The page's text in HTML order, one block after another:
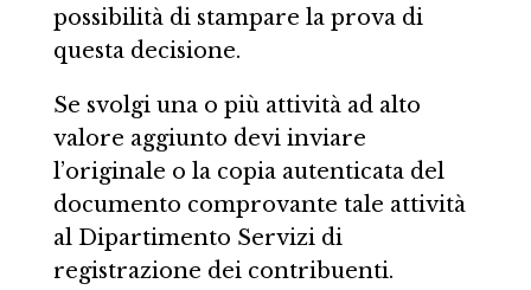
possibilità di stampare la prova di
questa decisione.
Se svolgi una o più attività ad alto
valore aggiunto devi inviare
l’originale o la copia autenticata del
documento comprovante tale attività
al Dipartimento Servizi di
registrazione dei contribuenti.